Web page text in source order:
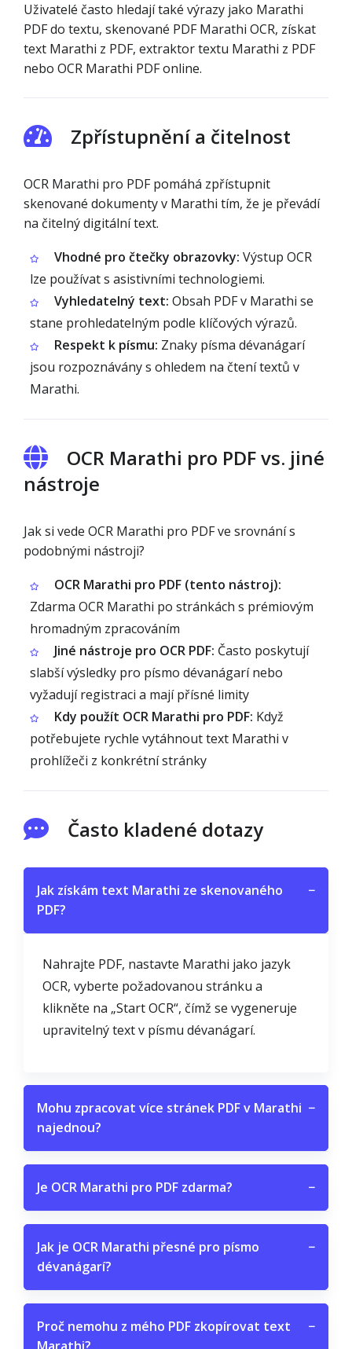
Uživatelé často hledají také výrazy jako Marathi
PDF do textu, skenované PDF Marathi OCR, získat
text Marathi z PDF, extraktor textu Marathi z PDF
nebo OCR Marathi PDF online.
Zpřístupnění a čitelnost
OCR Marathi pro PDF pomáhá zpřístupnit
skenované dokumenty v Marathi tím, že je převádí
na čitelný digitální text.
Vhodné pro čtečky obrazovky: Výstup OCR
lze používat s asistivními technologiemi.
Vyhledatelný text: Obsah PDF v Marathi se
stane prohledatelným podle klíčových výrazů.
Respekt k písmu: Znaky písma dévanágarí
jsou rozpoznávány s ohledem na čtení textů v
Marathi.
OCR Marathi pro PDF vs. jiné
nástroje
Jak si vede OCR Marathi pro PDF ve srovnání s
podobnými nástroji?
OCR Marathi pro PDF (tento nástroj):
Zdarma OCR Marathi po stránkách s prémiovým
hromadným zpracováním
Jiné nástroje pro OCR PDF: Často poskytují
slabší výsledky pro písmo dévanágarí nebo
vyžadují registraci a mají přísné limity
Kdy použít OCR Marathi pro PDF: Když
potřebujete rychle vytáhnout text Marathi v
prohlížeči z konkrétní stránky
Často kladené dotazy
Jak získám text Marathi ze skenovaného
PDF?
−
Nahrajte PDF, nastavte Marathi jako jazyk
OCR, vyberte požadovanou stránku a
klikněte na „Start OCR“, čímž se vygeneruje
upravitelný text v písmu dévanágarí.
Mohu zpracovat více stránek PDF v Marathi
najednou?
−
Je OCR Marathi pro PDF zdarma? −
Jak je OCR Marathi přesné pro písmo
dévanágarí?
−
Proč nemohu z mého PDF zkopírovat text
−